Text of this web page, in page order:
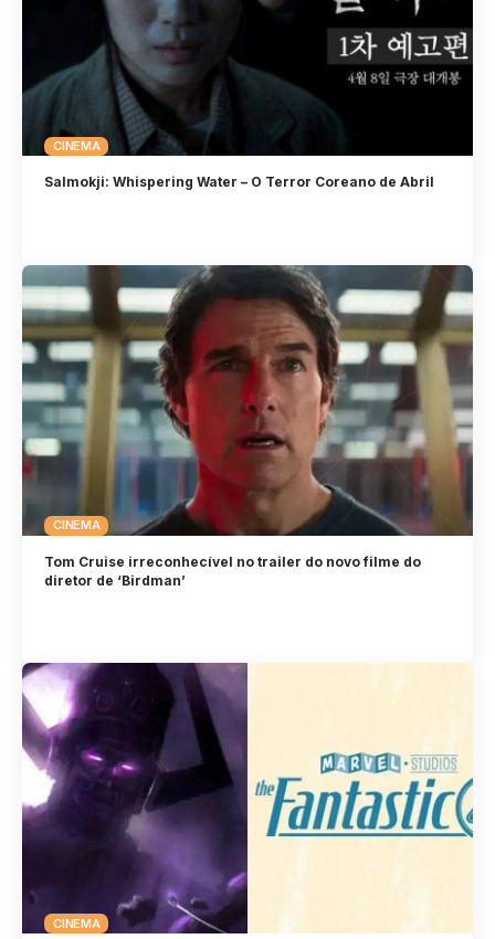
CINEMA
Salmokji: Whispering Water – O Terror Coreano de Abril
CINEMA
Tom Cruise irreconhecível no trailer do novo filme do
diretor de ‘Birdman’
CINEMA